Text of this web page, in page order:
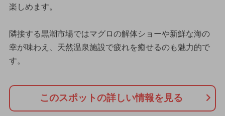
楽しめます。
隣接する黒潮市場ではマグロの解体ショーや新鮮な海の
幸が味わえ、天然温泉施設で疲れを癒せるのも魅力的で
す。
このスポットの詳しい情報を見る